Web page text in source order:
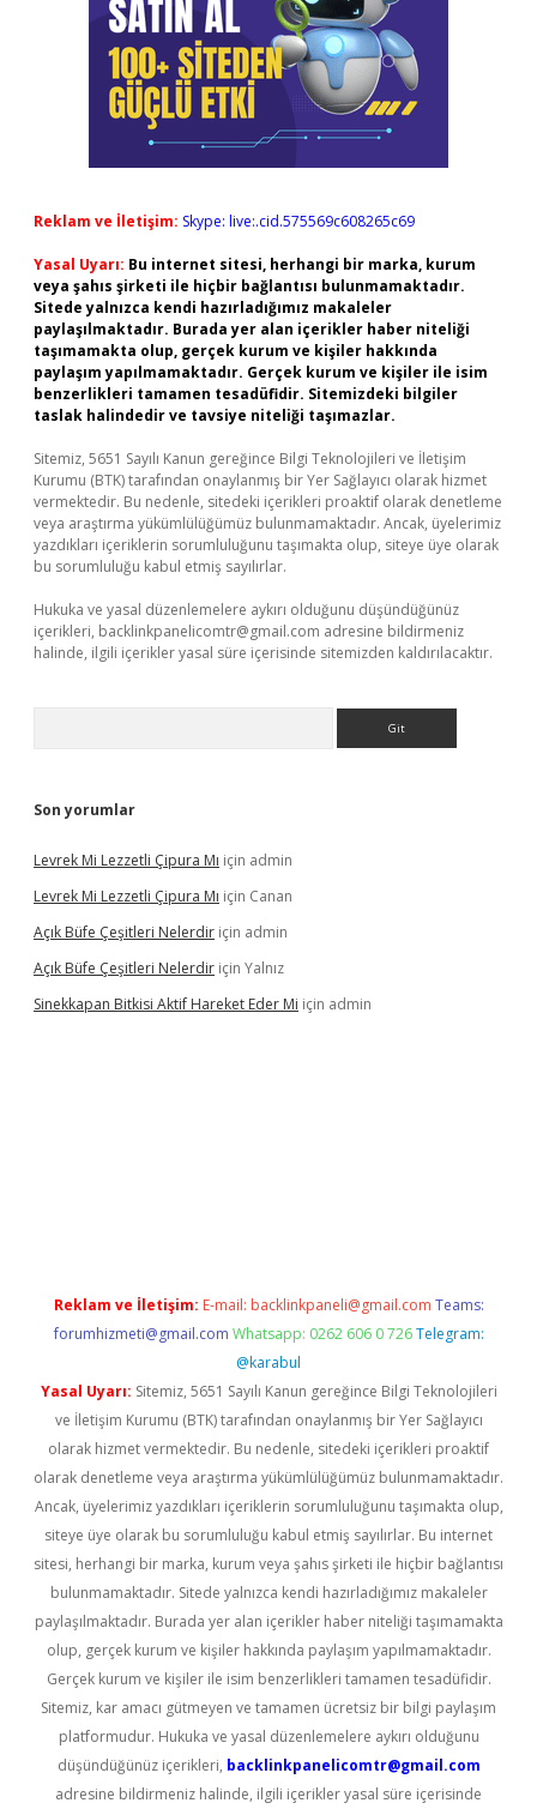
Reklam ve İletişim: Skype: live:.cid.575569c608265c69
Yasal Uyarı: Bu internet sitesi, herhangi bir marka, kurum
veya şahıs şirketi ile hiçbir bağlantısı bulunmamaktadır.
Sitede yalnızca kendi hazırladığımız makaleler
paylaşılmaktadır. Burada yer alan içerikler haber niteliği
taşımamakta olup, gerçek kurum ve kişiler hakkında
paylaşım yapılmamaktadır. Gerçek kurum ve kişiler ile isim
benzerlikleri tamamen tesadüfidir. Sitemizdeki bilgiler
taslak halindedir ve tavsiye niteliği taşımazlar.
Sitemiz, 5651 Sayılı Kanun gereğince Bilgi Teknolojileri ve İletişim
Kurumu (BTK) tarafından onaylanmış bir Yer Sağlayıcı olarak hizmet
vermektedir. Bu nedenle, sitedeki içerikleri proaktif olarak denetleme
veya araştırma yükümlülüğümüz bulunmamaktadır. Ancak, üyelerimiz
yazdıkları içeriklerin sorumluluğunu taşımakta olup, siteye üye olarak
bu sorumluluğu kabul etmiş sayılırlar.
Hukuka ve yasal düzenlemelere aykırı olduğunu düşündüğünüz
içerikleri, backlinkpanelicomtr@gmail.com adresine bildirmeniz
halinde, ilgili içerikler yasal süre içerisinde sitemizden kaldırılacaktır.
Son yorumlar
Levrek Mi Lezzetli Çipura Mı için admin
Levrek Mi Lezzetli Çipura Mı için Canan
Açık Büfe Çeşitleri Nelerdir için admin
Açık Büfe Çeşitleri Nelerdir için Yalnız
Sinekkapan Bitkisi Aktif Hareket Eder Mi için admin
Reklam ve İletişim: E-mail: backlinkpaneli@gmail.com Teams:
forumhizmeti@gmail.com Whatsapp: 0262 606 0 726 Telegram:
@karabul
Yasal Uyarı: Sitemiz, 5651 Sayılı Kanun gereğince Bilgi Teknolojileri
ve İletişim Kurumu (BTK) tarafından onaylanmış bir Yer Sağlayıcı
olarak hizmet vermektedir. Bu nedenle, sitedeki içerikleri proaktif
olarak denetleme veya araştırma yükümlülüğümüz bulunmamaktadır.
Ancak, üyelerimiz yazdıkları içeriklerin sorumluluğunu taşımakta olup,
siteye üye olarak bu sorumluluğu kabul etmiş sayılırlar. Bu internet
sitesi, herhangi bir marka, kurum veya şahıs şirketi ile hiçbir bağlantısı
bulunmamaktadır. Sitede yalnızca kendi hazırladığımız makaleler
paylaşılmaktadır. Burada yer alan içerikler haber niteliği taşımamakta
olup, gerçek kurum ve kişiler hakkında paylaşım yapılmamaktadır.
Gerçek kurum ve kişiler ile isim benzerlikleri tamamen tesadüfidir.
Sitemiz, kar amacı gütmeyen ve tamamen ücretsiz bir bilgi paylaşım
platformudur. Hukuka ve yasal düzenlemelere aykırı olduğunu
düşündüğünüz içerikleri, backlinkpanelicomtr@gmail.com
adresine bildirmeniz halinde, ilgili içerikler yasal süre içerisinde